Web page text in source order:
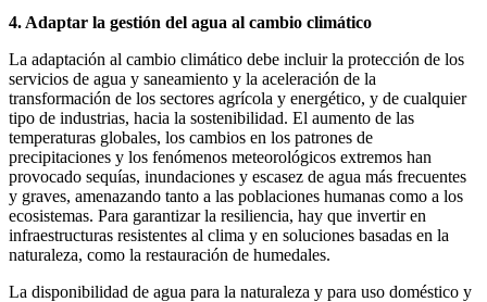
4. Adaptar la gestión del agua al cambio climático
La adaptación al cambio climático debe incluir la protección de los
servicios de agua y saneamiento y la aceleración de la
transformación de los sectores agrícola y energético, y de cualquier
tipo de industrias, hacia la sostenibilidad. El aumento de las
temperaturas globales, los cambios en los patrones de
precipitaciones y los fenómenos meteorológicos extremos han
provocado sequías, inundaciones y escasez de agua más frecuentes
y graves, amenazando tanto a las poblaciones humanas como a los
ecosistemas. Para garantizar la resiliencia, hay que invertir en
infraestructuras resistentes al clima y en soluciones basadas en la
naturaleza, como la restauración de humedales.
La disponibilidad de agua para la naturaleza y para uso doméstico y